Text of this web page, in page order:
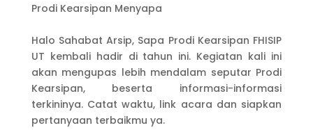
Prodi Kearsipan Menyapa
Halo Sahabat Arsip, Sapa Prodi Kearsipan FHISIP
UT kembali hadir di tahun ini. Kegiatan kali ini
akan mengupas lebih mendalam seputar Prodi
Kearsipan, beserta informasi-informasi
terkininya. Catat waktu, link acara dan siapkan
pertanyaan terbaikmu ya.